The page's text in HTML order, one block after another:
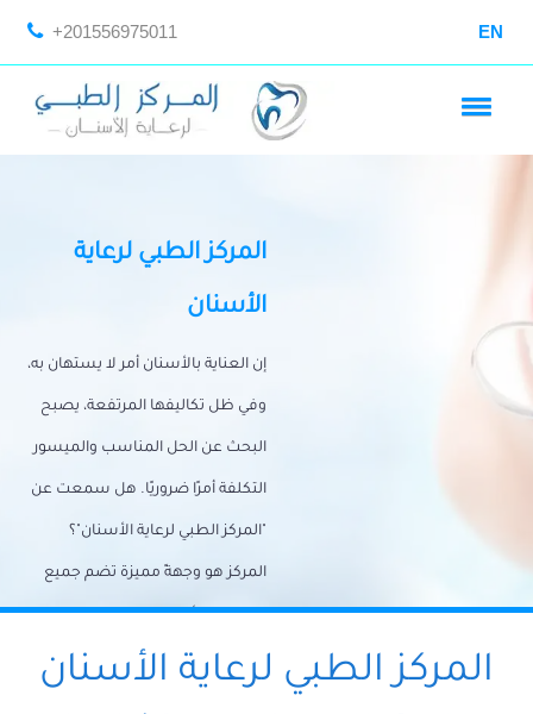
+201556975011 EN
المركز الطبي لرعاية
الأسنان
إن العناية بالأسنان أمر لا يستهان به،
وفي ظل تكاليفها المرتفعة، يصبح
البحث عن الحل المناسب والميسور
التكلفة أمرًا ضروريًا. هل سمعت عن
"المركز الطبي لرعاية الأسنان"؟
المركز هو وجهةً مميزة تضم جميع
احتياجات الأسنان تحت سقف واحد،
وتضمن لك حلاً شاملًا لجميع
المركز الطبي لرعاية الأسنان